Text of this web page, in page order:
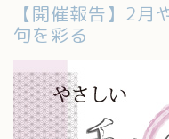
【開催報告】2
句を彩る